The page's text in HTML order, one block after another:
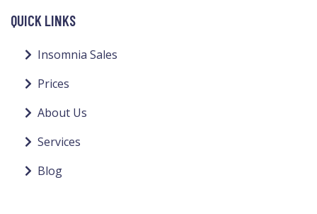
QUICK LINKS
Insomnia Sales
Prices
About Us
Services
Blog